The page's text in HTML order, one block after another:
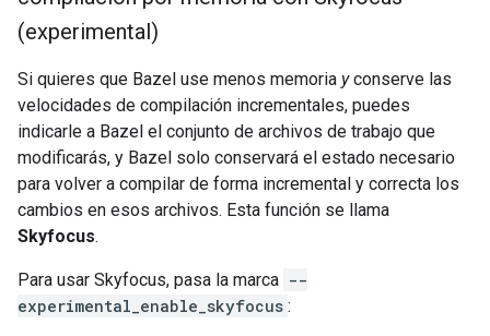
(experimental)
Si quieres que Bazel use menos memoria yconserve las
velocidades de compilación incrementales, puedes
indicarle a Bazel el conjunto de archivos de trabajo que
modificarás, y Bazel solo conservará el estado necesario
para volver a compilar de forma incremental y correcta los
cambios en esos archivos. Esta función se llama
Skyfocus.
Para usar Skyfocus, pasa la marca --
experimental_enable_skyfocus :